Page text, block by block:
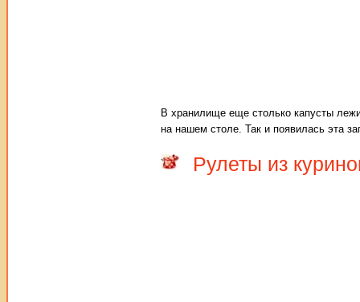
В хранилище еще столько капусты
на нашем столе. Так и появилась эта
Рулеты из